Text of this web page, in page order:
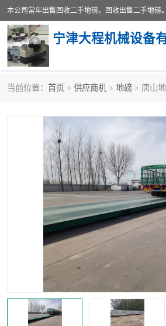
宁津大程机械设备
当前位置： 首页 > 供应商机 > 地磅 > 唐山
地磅传感器
烘干机 食
装载机电子秤 输送
半自动输送机 全自
冷却塔 食品
塑料撕碎机 金属